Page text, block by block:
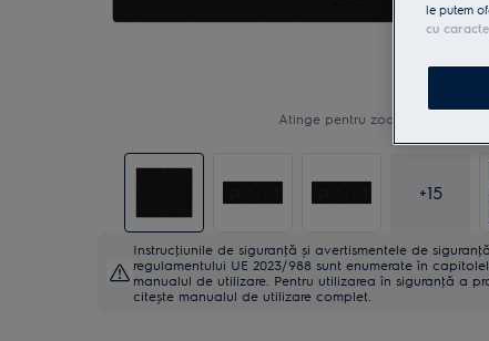
Atinge pentru zoom
+15
Instrucţiunile de siguranţă și avertismentele de
regulamentului UE 2023/988 sunt enumerate în
manualul de utilizare. Pentru utilizarea în siguranţă a
citește manualul de utilizare complet.
le putem
cu